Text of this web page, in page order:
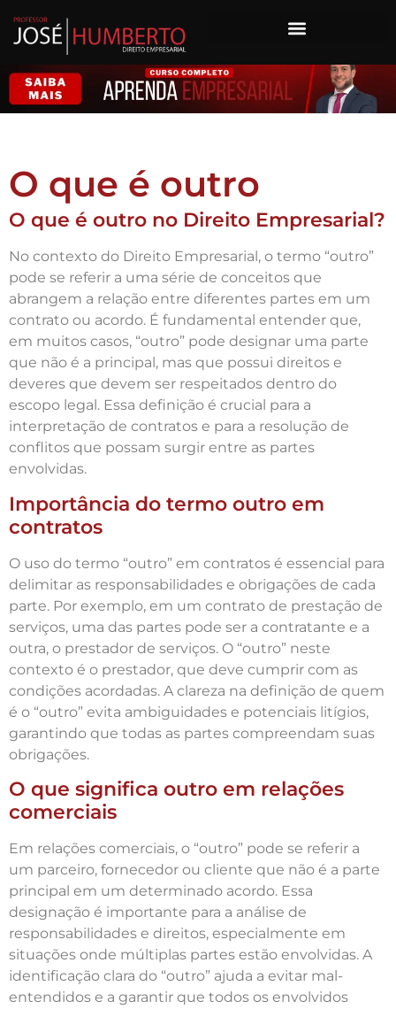
O que é outro
O que é outro no Direito Empresarial?
No contexto do Direito Empresarial, o termo “outro”
pode se referir a uma série de conceitos que
abrangem a relação entre diferentes partes em um
contrato ou acordo. É fundamental entender que,
em muitos casos, “outro” pode designar uma parte
que não é a principal, mas que possui direitos e
deveres que devem ser respeitados dentro do
escopo legal. Essa definição é crucial para a
interpretação de contratos e para a resolução de
conflitos que possam surgir entre as partes
envolvidas.
Importância do termo outro em
contratos
O uso do termo “outro” em contratos é essencial para
delimitar as responsabilidades e obrigações de cada
parte. Por exemplo, em um contrato de prestação de
serviços, uma das partes pode ser a contratante e a
outra, o prestador de serviços. O “outro” neste
contexto é o prestador, que deve cumprir com as
condições acordadas. A clareza na definição de quem
é o “outro” evita ambiguidades e potenciais litígios,
garantindo que todas as partes compreendam suas
obrigações.
O que significa outro em relações
comerciais
Em relações comerciais, o “outro” pode se referir a
um parceiro, fornecedor ou cliente que não é a parte
principal em um determinado acordo. Essa
designação é importante para a análise de
responsabilidades e direitos, especialmente em
situações onde múltiplas partes estão envolvidas. A
identificação clara do “outro” ajuda a evitar mal-
entendidos e a garantir que todos os envolvidos